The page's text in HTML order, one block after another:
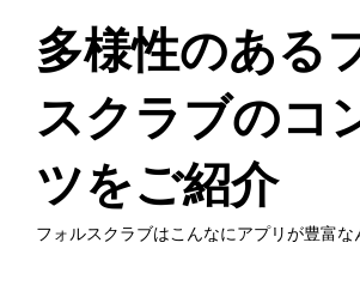
content多様性のある
スクラブのコ
ツをご紹介
フォルスクラブはこんなにアプリが豊富な